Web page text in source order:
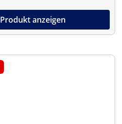
Produkt anzeigen